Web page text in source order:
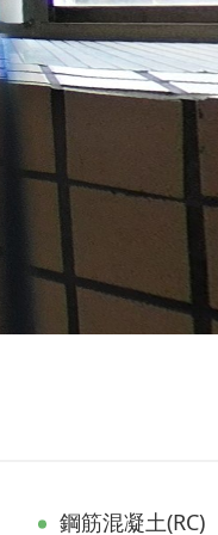
鋼筋混凝土(RC)